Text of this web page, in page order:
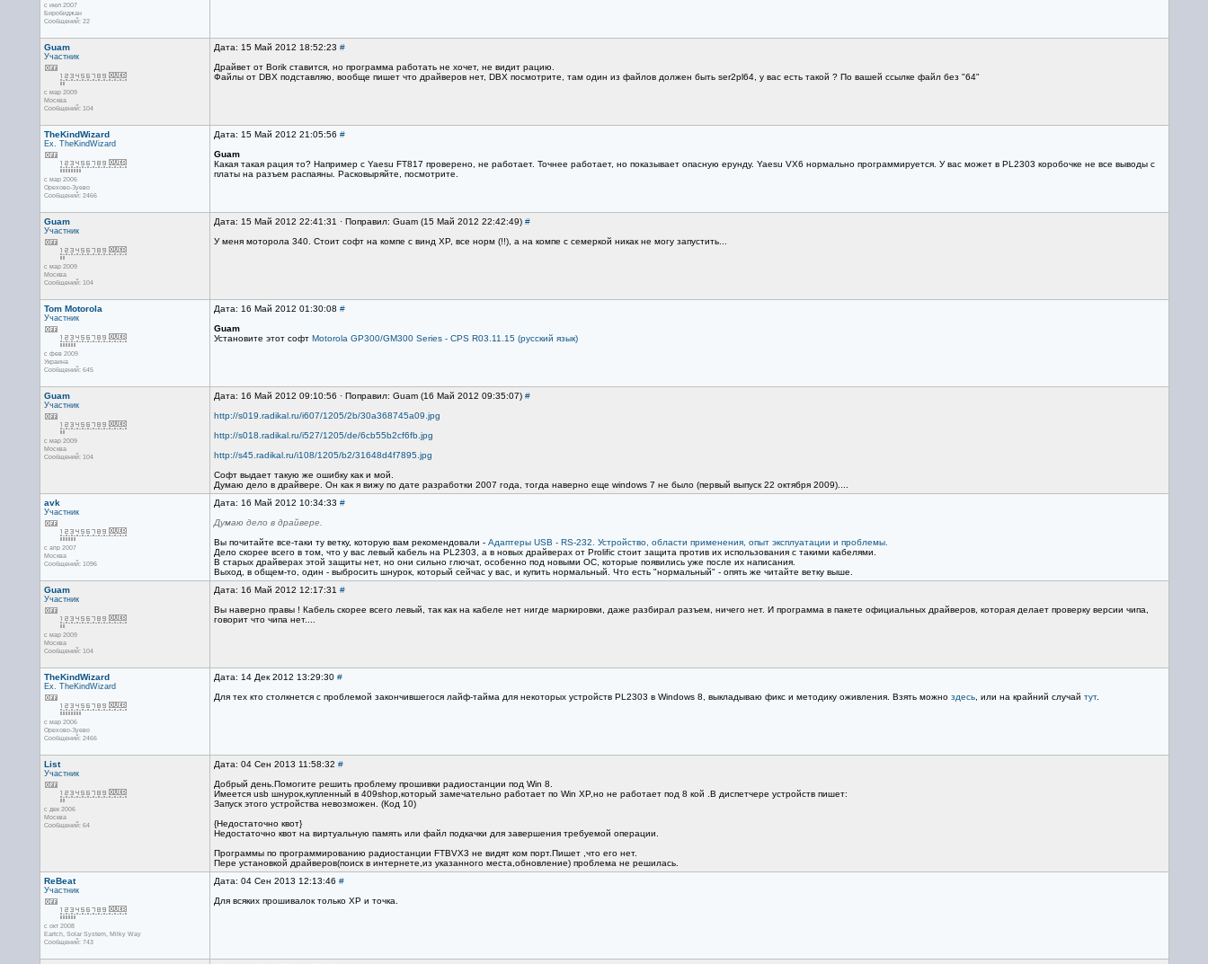
с июл 2007
Биробиджан
Сообщений: 22
Guam
Участник
с мар 2009
Москва
Сообщений: 104
Дата: 15 Май 2012 18:52:23 #
Драйвет от Borik ставится, но программа работать не хочет, не видит рацию.
Файлы от DBX подставляю, вообще пишет что драйверов нет, DBX посмотрите, там один из файлов должен быть ser2pl64, у вас есть такой ? По вашей ссылке файл без "64"
TheKindWizard
Ex. TheKindWizard
с мар 2006
Орехово-Зуево
Сообщений: 2466
Дата: 15 Май 2012 21:05:56 #
Guam
Какая такая рация то? Например с Yaesu FT817 проверено, не работает. Точнее работает, но показывает опасную ерунду. Yaesu VX6 нормально программируется. У вас может в PL2303 коробочке не все выводы с
платы на разъем распаяны. Расковыряйте, посмотрите.
Guam
Участник
с мар 2009
Москва
Сообщений: 104
Дата: 15 Май 2012 22:41:31 · Поправил: Guam (15 Май 2012 22:42:49) #
У меня моторола 340. Стоит софт на компе с винд ХP, все норм (!!), а на компе с семеркой никак не могу запустить...
Tom Motorola
Участник
с фев 2009
Украина
Сообщений: 645
Дата: 16 Май 2012 01:30:08 #
Guam
Установите этот софт Motorola GP300/GM300 Series - CPS R03.11.15 (русский язык)
Guam
Участник
с мар 2009
Москва
Сообщений: 104
Дата: 16 Май 2012 09:10:56 · Поправил: Guam (16 Май 2012 09:35:07) #
http://s019.radikal.ru/i607/1205/2b/30a368745a09.jpg
http://s018.radikal.ru/i527/1205/de/6cb55b2cf6fb.jpg
http://s45.radikal.ru/i108/1205/b2/31648d4f7895.jpg
Софт выдает такую же ошибку как и мой.
Думаю дело в драйвере. Он как я вижу по дате разработки 2007 года, тогда наверно еще windows 7 не было (первый выпуск 22 октября 2009)....
avk
Участник
с апр 2007
Москва
Сообщений: 1096
Дата: 16 Май 2012 10:34:33 #
Думаю дело в драйвере.
Вы почитайте все-таки ту ветку, которую вам рекомендовали - Адаптеры USB - RS-232. Устройство, области применения, опыт эксплуатации и проблемы.
Дело скорее всего в том, что у вас левый кабель на PL2303, а в новых драйверах от Prolific стоит защита против их использования с такими кабелями.
В старых драйверах этой защиты нет, но они сильно глючат, особенно под новыми ОС, которые появились уже после их написания.
Выход, в общем-то, один - выбросить шнурок, который сейчас у вас, и купить нормальный. Что есть "нормальный" - опять же читайте ветку выше.
Guam
Участник
с мар 2009
Москва
Сообщений: 104
Дата: 16 Май 2012 12:17:31 #
Вы наверно правы ! Кабель скорее всего левый, так как на кабеле нет нигде маркировки, даже разбирал разъем, ничего нет. И программа в пакете официальных драйверов, которая делает проверку версии чипа,
говорит что чипа нет....
TheKindWizard
Ex. TheKindWizard
с мар 2006
Орехово-Зуево
Сообщений: 2466
Дата: 14 Дек 2012 13:29:30 #
Для тех кто столкнется с проблемой закончившегося лайф-тайма для некоторых устройств PL2303 в Windows 8, выкладываю фикс и методику оживления. Взять можно здесь, или на крайний случай тут.
List
Участник
с дек 2006
Москва
Сообщений: 64
Дата: 04 Сен 2013 11:58:32 #
Добрый день.Помогите решить проблему прошивки радиостанции под Win 8.
Имеется usb шнурок,купленный в 409shop,который замечательно работает по Win XP,но не работает под 8 кой .В диспетчере устройств пишет:
Запуск этого устройства невозможен. (Код 10)
{Недостаточно квот}
Недостаточно квот на виртуальную память или файл подкачки для завершения требуемой операции.
Программы по программированию радиостанции FTBVX3 не видят ком порт.Пишет ,что его нет.
Пере установкой драйверов(поиск в интернете,из указанного места,обновление) проблема не решилась.
ReBeat
Участник
с окт 2008
Eartch, Solar System, Milky Way
Сообщений: 743
Дата: 04 Сен 2013 12:13:46 #
Для всяких прошивалок только ХР и точка.